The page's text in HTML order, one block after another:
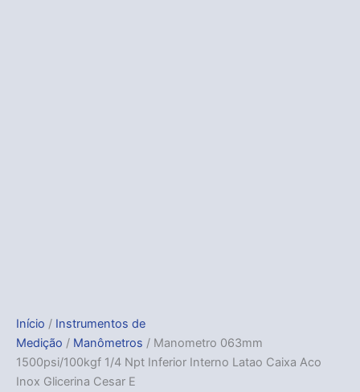
Início / Instrumentos de
Medição / Manômetros / Manometro 063mm
1500psi/100kgf 1/4 Npt Inferior Interno Latao Caixa Aco
Inox Glicerina Cesar E